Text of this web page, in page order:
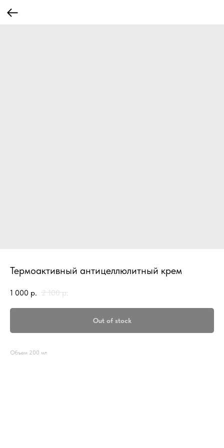
Термоактивный антицеллюлитный крем
1 000 р. 2 100 р.
Out of stock
Объем 200 мл